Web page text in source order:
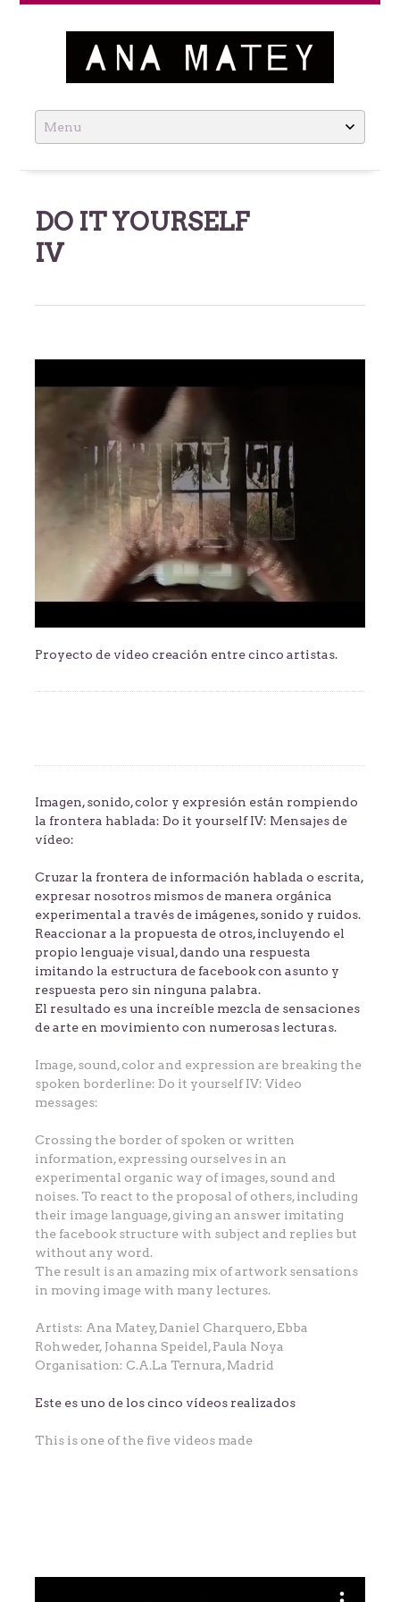
Skip
to
DO IT YOURSELF
IV
Proyecto de video creación entre cinco artistas.
Imagen, sonido, color y expresión están rompiendo
la frontera hablada: Do it yourself IV: Mensajes de
vídeo:
Cruzar la frontera de información hablada o escrita,
expresar nosotros mismos de manera orgánica
experimental a través de imágenes, sonido y ruidos.
Reaccionar a la propuesta de otros, incluyendo el
propio lenguaje visual, dando una respuesta
imitando la estructura de facebook con asunto y
respuesta pero sin ninguna palabra.
El resultado es una increíble mezcla de sensaciones
de arte en movimiento con numerosas lecturas.
Image, sound, color and expression are breaking the
spoken borderline: Do it yourself IV: Video
messages:
Crossing the border of spoken or written
information, expressing ourselves in an
experimental organic way of images, sound and
noises. To react to the proposal of others, including
their image language, giving an answer imitating
the facebook structure with subject and replies but
without any word.
The result is an amazing mix of artwork sensations
in moving image with many lectures.
Artists: Ana Matey, Daniel Charquero, Ebba
Rohweder, Johanna Speidel, Paula Noya
Organisation: C.A.La Ternura, Madrid
Este es uno de los cinco vídeos realizados
This is one of the five videos made